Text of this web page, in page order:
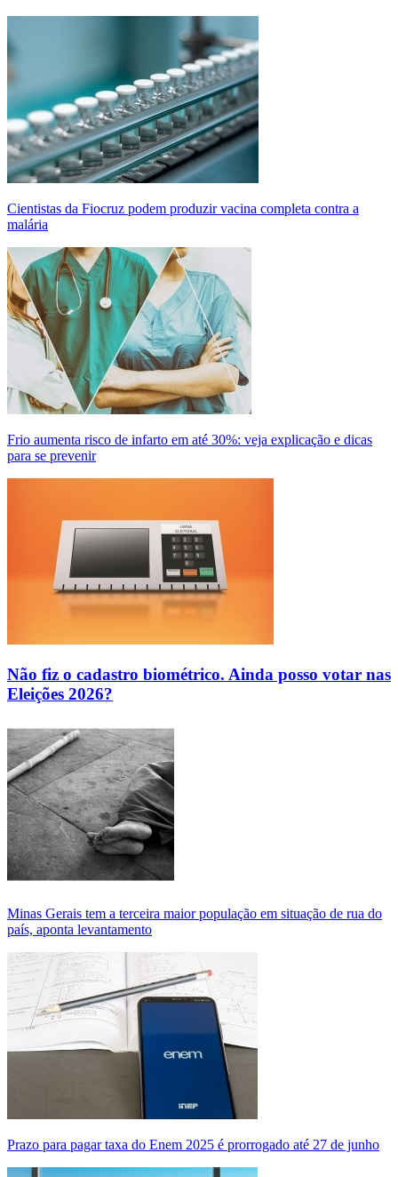
Cientistas da Fiocruz podem produzir vacina completa contra a
malária
Frio aumenta risco de infarto em até 30%: veja explicação e dicas
para se prevenir
Não fiz o cadastro biométrico. Ainda posso votar nas
Eleições 2026?
Minas Gerais tem a terceira maior população em situação de rua do
país, aponta levantamento
Prazo para pagar taxa do Enem 2025 é prorrogado até 27 de junho